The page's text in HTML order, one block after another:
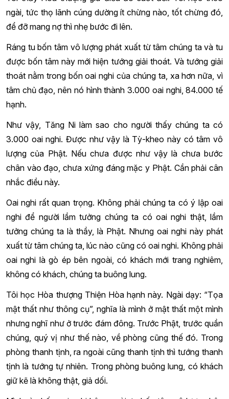
ngài, tức thọ lãnh cúng dường ít chừng nào, tốt chừng đó,
để đỡ mang nợ thì nhẹ bước đi lên.
Ráng tu bốn tâm vô lượng phát xuất từ tâm chúng ta và tu
được bốn tâm này mới hiện tướng giải thoát. Và tướng giải
thoát nằm trong bốn oai nghi của chúng ta, xa hơn nữa, vì
tâm chủ đạo, nên nó hình thành 3.000 oai nghi, 84.000 tế
hạnh.
Như vậy, Tăng Ni làm sao cho người thấy chúng ta có
3.000 oai nghi. Được như vậy là Tỳ-kheo này có tâm vô
lượng của Phật. Nếu chưa được như vậy là chưa bước
chân vào đạo, chưa xứng đáng mặc y Phật. Cần phải cân
nhắc điều này.
Oai nghi rất quan trọng. Không phải chúng ta có ý lập oai
nghi để người lầm tưởng chúng ta có oai nghi thật, lầm
tưởng chúng ta là thầy, là Phật. Nhưng oai nghi này phát
xuất từ tâm chúng ta, lúc nào cũng có oai nghi. Không phải
oai nghi là gò ép bên ngoài, có khách mới trang nghiêm,
không có khách, chúng ta buông lung.
Tôi học Hòa thượng Thiện Hòa hạnh này. Ngài dạy: “Tọa
mật thất như thông cụ”, nghĩa là mình ở mật thất một mình
nhưng nghĩ như ở trước đám đông. Trước Phật, trước quần
chúng, quý vị như thế nào, về phòng cũng thế đó. Trong
phòng thanh tịnh, ra ngoài cũng thanh tịnh thì tướng thanh
tịnh là tướng tự nhiên. Trong phòng buông lung, có khách
giữ kẽ là không thật, giả dối.